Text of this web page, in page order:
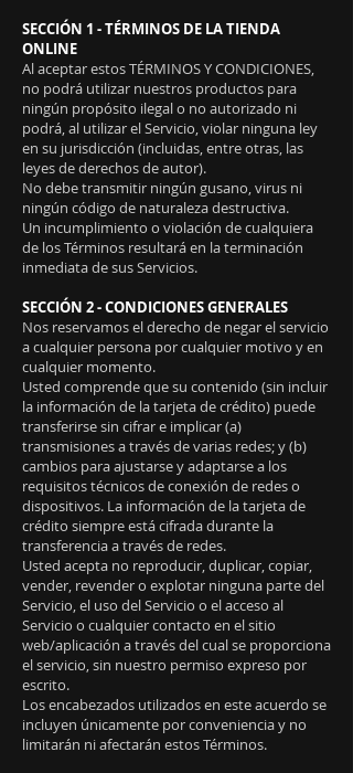
SECCIÓN 1 - TÉRMINOS DE LA TIENDA
ONLINE
Al aceptar estos TÉRMINOS Y CONDICIONES,
no podrá utilizar nuestros productos para
ningún propósito ilegal o no autorizado ni
podrá, al utilizar el Servicio, violar ninguna ley
en su jurisdicción (incluidas, entre otras, las
leyes de derechos de autor).
No debe transmitir ningún gusano, virus ni
ningún código de naturaleza destructiva.
Un incumplimiento o violación de cualquiera
de los Términos resultará en la terminación
inmediata de sus Servicios.
SECCIÓN 2 - CONDICIONES GENERALES
Nos reservamos el derecho de negar el servicio
a cualquier persona por cualquier motivo y en
cualquier momento.
Usted comprende que su contenido (sin incluir
la información de la tarjeta de crédito) puede
transferirse sin cifrar e implicar (a)
transmisiones a través de varias redes; y (b)
cambios para ajustarse y adaptarse a los
requisitos técnicos de conexión de redes o
dispositivos. La información de la tarjeta de
crédito siempre está cifrada durante la
transferencia a través de redes.
Usted acepta no reproducir, duplicar, copiar,
vender, revender o explotar ninguna parte del
Servicio, el uso del Servicio o el acceso al
Servicio o cualquier contacto en el sitio
web/aplicación a través del cual se proporciona
el servicio, sin nuestro permiso expreso por
escrito.
Los encabezados utilizados en este acuerdo se
incluyen únicamente por conveniencia y no
limitarán ni afectarán estos Términos.